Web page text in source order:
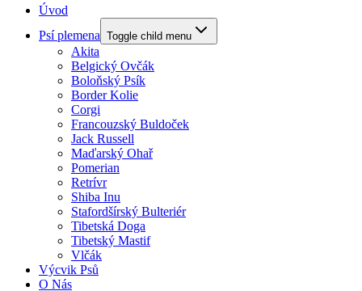
Úvod
Psí plemena Toggle child menu
Akita
Belgický Ovčák
Boloňský Psík
Border Kolie
Corgi
Francouzský Buldoček
Jack Russell
Maďarský Ohař
Pomerian
Retrívr
Shiba Inu
Stafordšírský Bulteriér
Tibetská Doga
Tibetský Mastif
Vlčák
Výcvik Psů
O Nás